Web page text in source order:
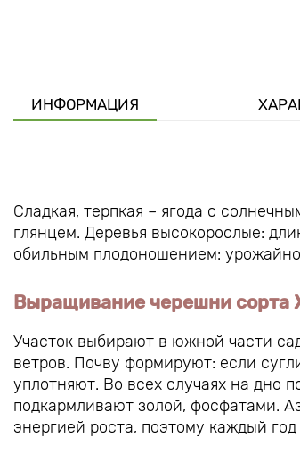
ИНФОРМАЦИЯ
Сладкая, терпкая – ягода с
глянцем. Деревья высокорослые:
обильным плодоношением:
Выращивание черешни сорта
Участок выбирают в южной части
ветров. Почву формируют: если
уплотняют. Во всех случаях на дно
подкармливают золой, фосфатами.
энергией роста, поэтому каждый